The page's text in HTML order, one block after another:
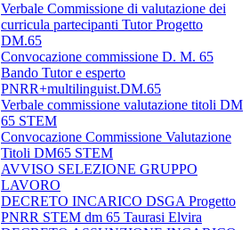
Verbale Commissione di valutazione dei
curricula partecipanti Tutor Progetto
DM.65
Convocazione commissione D. M. 65
Bando Tutor e esperto
PNRR+multilinguist.DM.65
Verbale commissione valutazione titoli DM
65 STEM
Convocazione Commissione Valutazione
Titoli DM65 STEM
AVVISO SELEZIONE GRUPPO
LAVORO
DECRETO INCARICO DSGA Progetto
PNRR STEM dm 65 Taurasi Elvira